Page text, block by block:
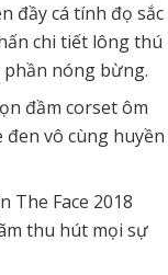
đầy cá tính đọ sắc
chi tiết lông thú
nóng bừng.
đầm corset ôm
vô cùng huyền
The Face 2018
thu hút mọi sự